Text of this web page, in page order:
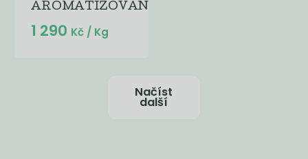
AROMATIZOVANÝ...
1 290 Kč / Kg
Načíst
další